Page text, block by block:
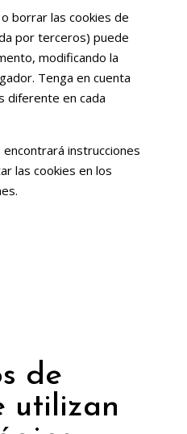
borrar las cookies de
por terceros) puede
modificando la
Tenga en cuenta
diferente en cada
instrucciones
las cookies en los
de
utilizan